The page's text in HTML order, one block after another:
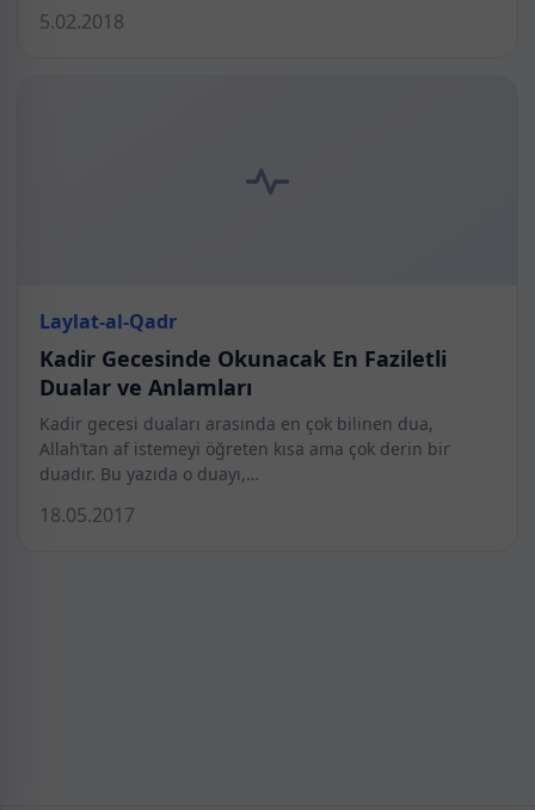
5.02.2018
Laylat-al-Qadr
Kadir Gecesinde Okunacak En Faziletli
Dualar ve Anlamları
Kadir gecesi duaları arasında en çok bilinen dua,
Allah’tan af istemeyi öğreten kısa ama çok derin bir
duadır. Bu yazıda o duayı,…
18.05.2017